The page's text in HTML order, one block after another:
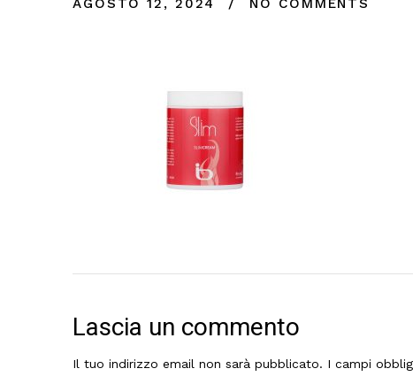
AGOSTO 12, 2024 NO COMMENTS
Lascia un commento
Il tuo indirizzo email non sarà pubblicato. I campi